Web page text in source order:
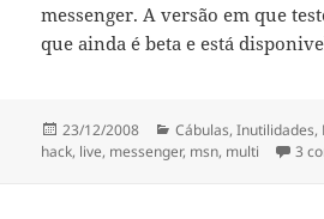
messenger. A versão em que
que ainda é beta e está
Publicado
a
23/12/2008 Categorias
Cábulas,Inutilidades,
hack, live, messenger, msn, multi 3